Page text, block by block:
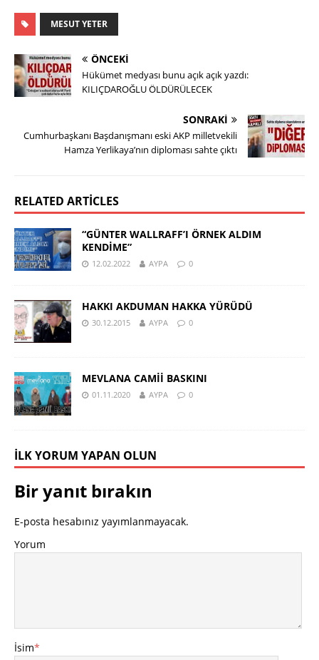
MESUT YETER
ÖNCEKI
Hükümet medyası bunu açık açık yazdı:
KILIÇDAROĞLU ÖLDÜRÜLECEK
SONRAKI
Cumhurbaşkanı Başdanışmanı eski AKP milletvekili
Hamza Yerlikaya’nın diploması sahte çıktı
RELATED ARTICLES
“GÜNTER WALLRAFF’I ÖRNEK ALDIM
KENDİME”
12.02.2022 AYPA 0
HAKKI AKDUMAN HAKKA YÜRÜDÜ
30.12.2015 AYPA 0
MEVLANA CAMİİ BASKINI
01.11.2020 AYPA 0
İLK YORUM YAPAN OLUN
Bir yanıt bırakın
E-posta hesabınız yayımlanmayacak.
Yorum
İsim*